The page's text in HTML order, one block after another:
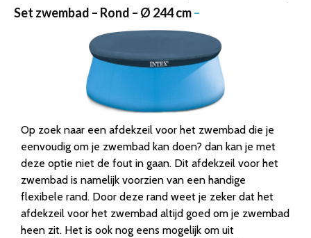
Set zwembad – Rond – Ø 244 cm–
Op zoek naar een afdekzeil voor het zwembad die je
eenvoudig om je zwembad kan doen? dan kan je met
deze optie niet de fout in gaan. Dit afdekzeil voor het
zwembad is namelijk voorzien van een handige
flexibele rand. Door deze rand weet je zeker dat het
afdekzeil voor het zwembad altijd goed om je zwembad
heen zit. Het is ook nog eens mogelijk om uit